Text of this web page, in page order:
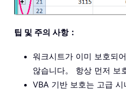
팁 및 주의 사항：
워크시트가 이미 보호되
않습니다。 항상 먼저 보
VBA 기반 보호는 고급